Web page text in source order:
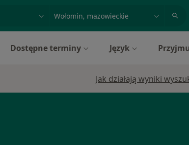
Dostępne terminy Język
Jak działają wyniki